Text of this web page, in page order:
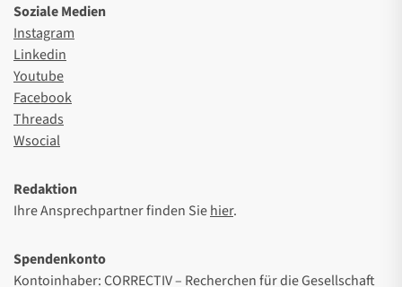
Soziale Medien
Instagram
Linkedin
Youtube
Facebook
Threads
Wsocial
Redaktion
Ihre Ansprechpartner finden Siehier.
Spendenkonto
Kontoinhaber: CORRECTIV – Recherchen für die Gesellschaft